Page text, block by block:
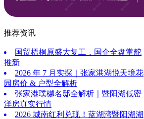
推荐资讯
国贸梧桐原盛大复工，国企全盘掌舵
推新
2026 年 7 月实探｜张家港湖悦天境花
园房价 & 户型全解析
张家港璞樾名邸全解析｜暨阳湖低密
洋房真实行情
2026 城南红利兑现！蓝湖湾暨阳湖湖